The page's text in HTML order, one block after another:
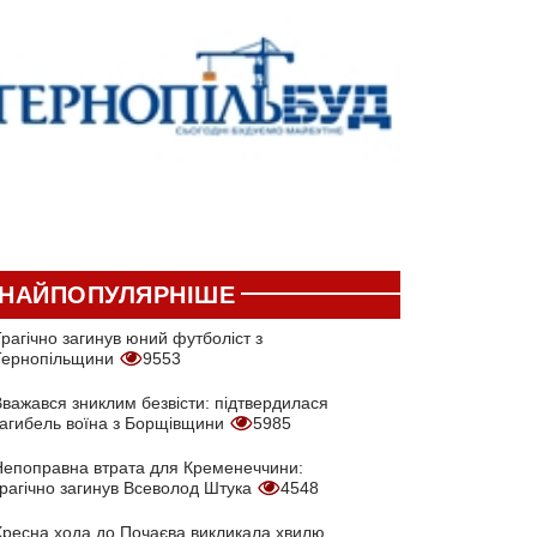
загинув юний футболіст з
9553
зниклим безвісти: підтвердилася
воїна з Борщівщини
5985
втрата для Кременеччини:
загинув Всеволод Штука
4548
хода до Почаєва викликала хвилю